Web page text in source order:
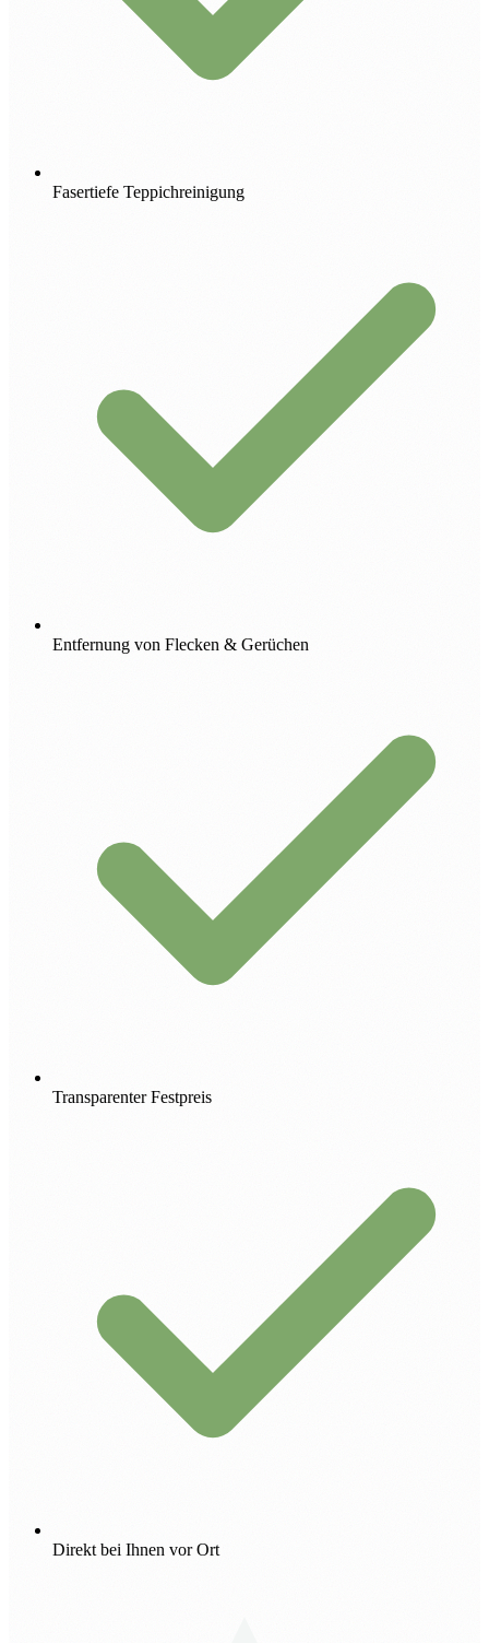
Fasertiefe Teppichreinigung
Entfernung von Flecken & Gerüchen
Transparenter Festpreis
Direkt bei Ihnen vor Ort